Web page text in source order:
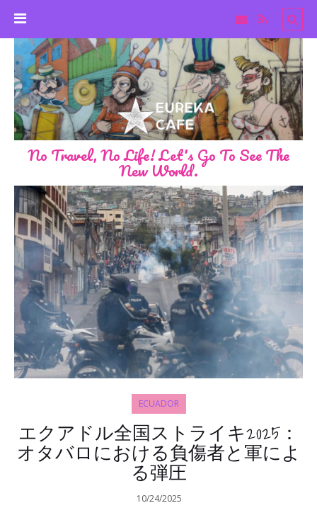
No Travel, No Life! Let's Go To See The
New World.
ECUADOR
エクアドル全国ストライキ2025：
オタバロにおける負傷者と軍によ
る弾圧
10/24/2025